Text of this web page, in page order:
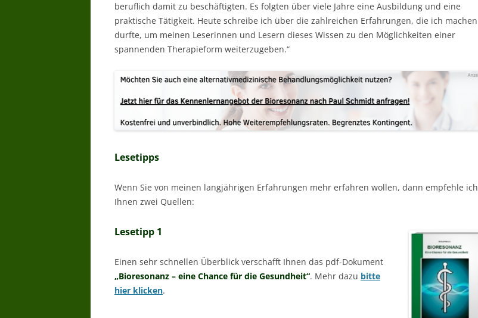
BIORESONANZTHERAPIE GIBT ES
WIRKSAMKEITSNACHWEISE
beruflich damit zu beschäftigten. Es folgten über viele Jahre eine Ausbildung und eine
praktische Tätigkeit. Heute schreibe ich über die zahlreichen Erfahrungen, die ich machen
durfte, um meinen Leserinnen und Lesern dieses Wissen zu den Möglichkeiten einer
spannenden Therapieform weiterzugeben.“
Lesetipps
Wenn Sie von meinen langjährigen Erfahrungen mehr erfahren wollen, dann empfehle ich
Ihnen zwei Quellen:
Lesetipp 1
Einen sehr schnellen Überblick verschafft Ihnen das pdf-Dokument
„Bioresonanz – eine Chance für die Gesundheit“. Mehr dazu bitte
hier klicken.